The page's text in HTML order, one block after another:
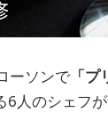
ーソンで 「
人のシェフ